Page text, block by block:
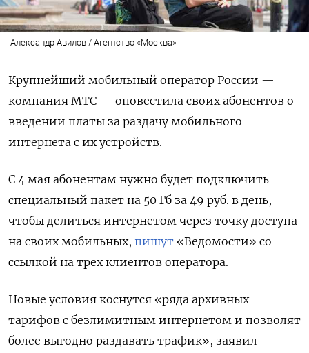
Александр Авилов / Агентство «Москва»
Крупнейший мобильный оператор России —
компания МТС — оповестила своих абонентов о
введении платы за раздачу мобильного
интернета с их устройств.
С 4 мая абонентам нужно будет подключить
специальный пакет на 50 Гб за 49 руб. в день,
чтобы делиться интернетом через точку доступа
на своих мобильных, пишут «Ведомости» со
ссылкой на трех клиентов оператора.
Новые условия коснутся «ряда архивных
тарифов с безлимитным интернетом и позволят
более выгодно раздавать трафик», заявил